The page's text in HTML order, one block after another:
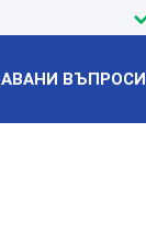
ВЪПРОСИ